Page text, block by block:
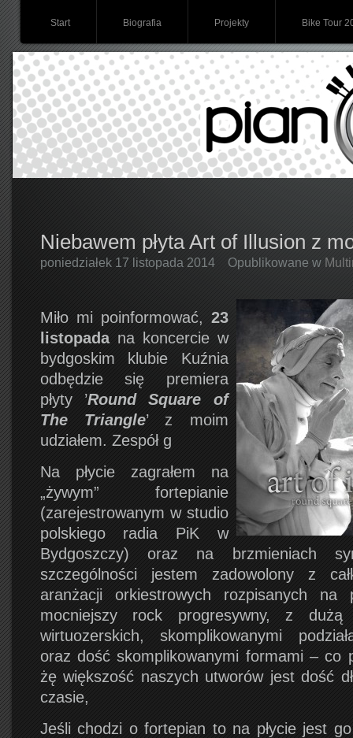
Start Biografia Projekty Bike Tour
Niebawem płyta Art of Illusion z
poniedziałek 17 listopada 2014 Opublikowane w
Miło mi poinformować, 23
listopadana koncercie w
bydgoskim klubie Kuźnia
odbędzie się premiera
płyty ’Round Square of
The Triangle’ z moim
udziałem. Zespół g
Na płycie zagrałem na
„żywym” fortepianie
(zarejestrowanym w studio
polskiego radia PiK w
Bydgoszczy) oraz na brzmieniach
szczególności jestem zadowolony z
aranżacji orkiestrowych rozpisanych na
mocniejszy rock progresywny, z dużą
wirtuozerskich, skomplikowanymi
oraz dość skomplikowanymi formami – co
żę większość naszych utworów jest dość
czasie,
Jeśli chodzi o fortepian to na płycie jest